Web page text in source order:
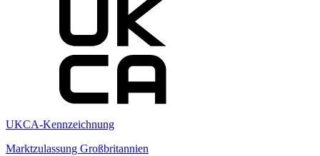
UKCA-Kennzeichnung
Marktzulassung Großbritannien